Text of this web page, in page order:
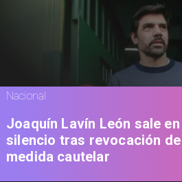
Nacional
Joaquín Lavín León sale en
silencio tras revocación de
medida cautelar